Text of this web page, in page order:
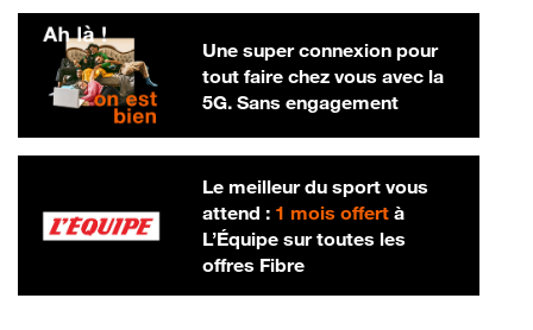
Une super connexion pour
tout faire chez vous avec la
5G. Sans engagement
Le meilleur du sport vous
attend : 1 mois offertà
L’Équipe sur toutes les
offres Fibre